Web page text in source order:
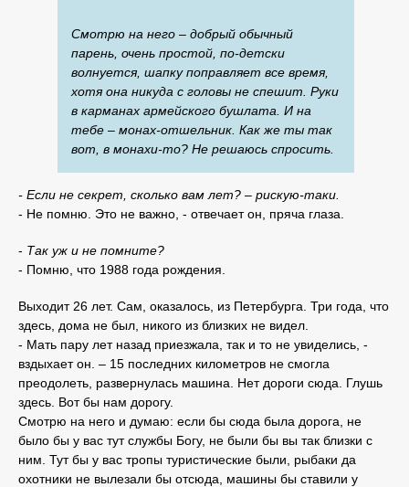
Смотрю на него – добрый обычный
парень, очень простой, по-детски
волнуется, шапку поправляет все время,
хотя она никуда с головы не спешит. Руки
в карманах армейского бушлата. И на
тебе – монах-отшельник. Как же ты так
вот, в монахи-то? Не решаюсь спросить.
- Если не секрет, сколько вам лет? – рискую-таки.
- Не помню. Это не важно, - отвечает он, пряча глаза.
- Так уж и не помните?
- Помню, что 1988 года рождения.
Выходит 26 лет. Сам, оказалось, из Петербурга. Три года, что
здесь, дома не был, никого из близких не видел.
- Мать пару лет назад приезжала, так и то не увиделись, -
вздыхает он. – 15 последних километров не смогла
преодолеть, развернулась машина. Нет дороги сюда. Глушь
здесь. Вот бы нам дорогу.
Смотрю на него и думаю: если бы сюда была дорога, не
было бы у вас тут службы Богу, не были бы вы так близки с
ним. Тут бы у вас тропы туристические были, рыбаки да
охотники не вылезали бы отсюда, машины бы ставили у